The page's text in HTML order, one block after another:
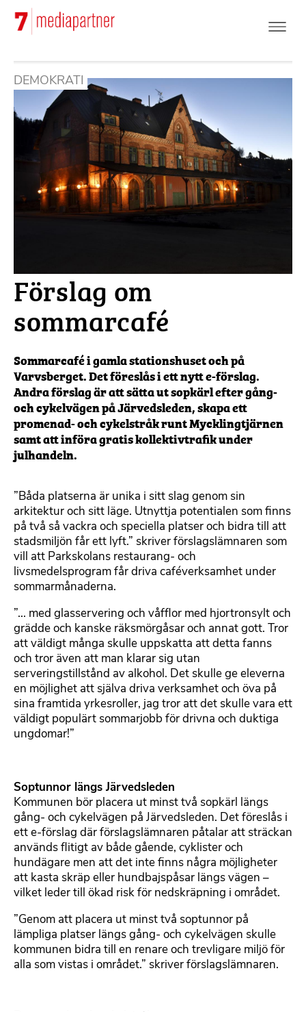
Hoppa
huvudinnehåll
DEMOKRATI
Förslag om
sommarcafé
Sommarcafé i gamla stationshuset och på
Varvsberget. Det föreslås i ett nytt e-förslag.
Andra förslag är att sätta ut sopkärl efter gång-
och cykelvägen på Järvedsleden, skapa ett
promenad- och cykelstråk runt Mycklingtjärnen
samt att införa gratis kollektivtrafik under
julhandeln.
”Båda platserna är unika i sitt slag genom sin
arkitektur och sitt läge. Utnyttja potentialen som finns
på två så vackra och speciella platser och bidra till att
stadsmiljön får ett lyft.” skriver förslagslämnaren som
vill att Parkskolans restaurang- och
livsmedelsprogram får driva caféverksamhet under
sommarmånaderna.
”... med glasservering och våfflor med hjortronsylt och
grädde och kanske räksmörgåsar och annat gott. Tror
att väldigt många skulle uppskatta att detta fanns
och tror även att man klarar sig utan
serveringstillstånd av alkohol. Det skulle ge eleverna
en möjlighet att själva driva verksamhet och öva på
sina framtida yrkesroller, jag tror att det skulle vara ett
väldigt populärt sommarjobb för drivna och duktiga
ungdomar!”
Soptunnor längs Järvedsleden
Kommunen bör placera ut minst två sopkärl längs
gång- och cykelvägen på Järvedsleden. Det föreslås i
ett e-förslag där förslagslämnaren påtalar att sträckan
används flitigt av både gående, cyklister och
hundägare men att det inte finns några möjligheter
att kasta skräp eller hundbajspåsar längs vägen –
vilket leder till ökad risk för nedskräpning i området.
”Genom att placera ut minst två soptunnor på
lämpliga platser längs gång- och cykelvägen skulle
kommunen bidra till en renare och trevligare miljö för
alla som vistas i området.” skriver förslagslämnaren.